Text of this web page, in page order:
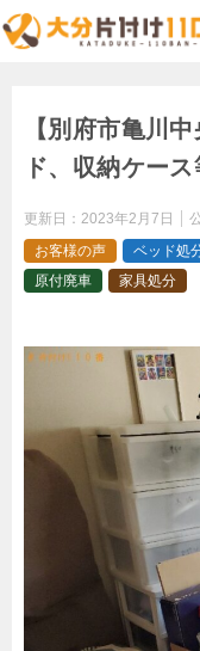
【別府市亀川
ド、収納ケー
更新日： 2023年2月7日
お客様の声
ベッド処
原付廃車
家具処分